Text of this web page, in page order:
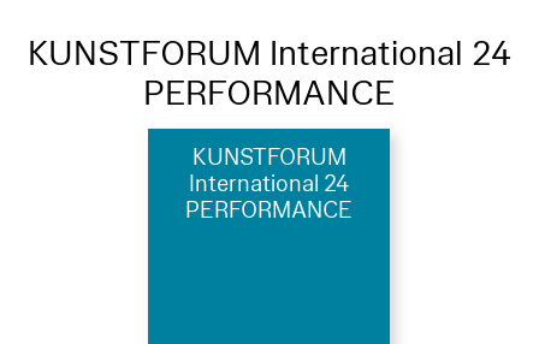
KUNSTFORUM International 24
PERFORMANCE
KUNSTFORUM
International 24
PERFORMANCE